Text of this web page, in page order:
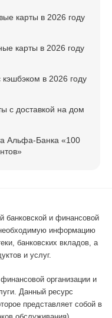
карты в 2026 году
карты в 2026 году
в 2026 году
с доставкой на дом
Альфа-Банка «100
банковской и финансовой
информацию
банковских вкладов, а
и услуг.
организации и
Данный ресурс
представляет собой в